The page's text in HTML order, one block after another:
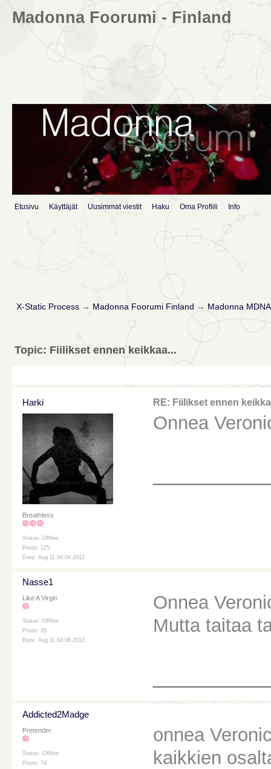
Madonna Foorumi - Finland
Etusivu Käyttäjät Uusimmat viestit Haku Oma Profiili Info
X-Static Process→ Madonna Foorumi Finland → Madonna
Topic: Fiilikset ennen keikkaa...
Harki
Breathless
Status: Offline
Posts: 125
Date: Aug 11 04:04 2012
RE: Fiilikset ennen
Onnea
Nasse1
Like A Virgin
Status: Offline
Posts: 35
Date: Aug 11 04:06 2012
Onnea
Mutta taitaa
Addicted2Madge
Pretender
Status: Offline
Posts: 74
onnea
kaikkien